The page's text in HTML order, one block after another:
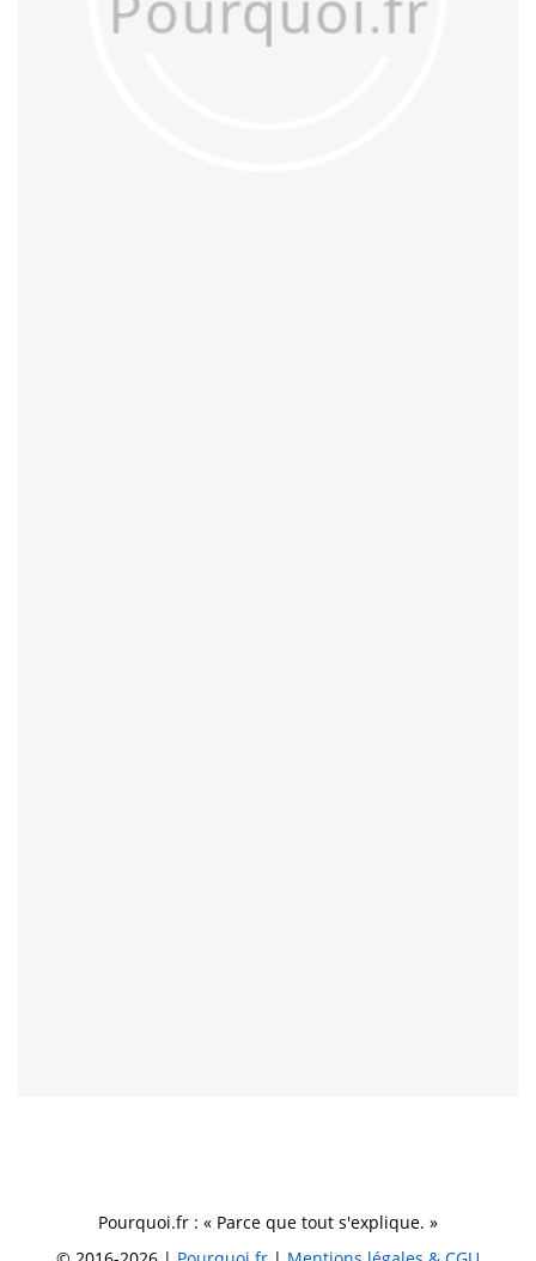
Pourquoi.fr : « Parce que tout s'explique. »